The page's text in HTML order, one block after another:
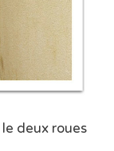
deux roues